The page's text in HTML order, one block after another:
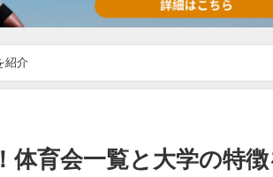
紹介
体育会一覧と大学の特